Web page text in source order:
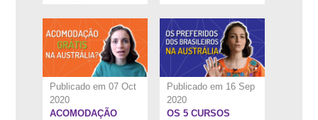
Publicado em 07 Oct
2020
ACOMODAÇÃO
Publicado em 16 Sep
2020
OS 5 CURSOS